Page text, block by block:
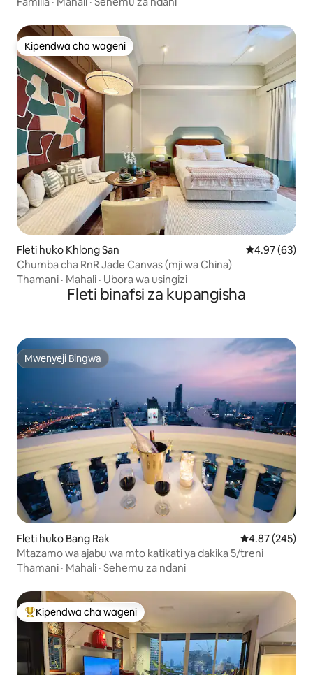
Kipendwa cha wageni
Kipendwa cha wageni
Fleti huko Khlong San Ukadiriaji wa
4.97 (63)
Chumba cha RnR Jade Canvas (mji wa China)
Thamani · Mahali · Ubora wa usingizi
Fleti binafsi za kupangisha
Mwenyeji Bingwa
Mwenyeji Bingwa
Fleti huko Bang Rak Ukadiriaji wa
4.87 (245)
Mtazamo wa ajabu wa mto katikati ya dakika 5/treni
Thamani · Mahali · Sehemu za ndani
Kipendwa maarufu cha wageni
Kipendwa cha wageni